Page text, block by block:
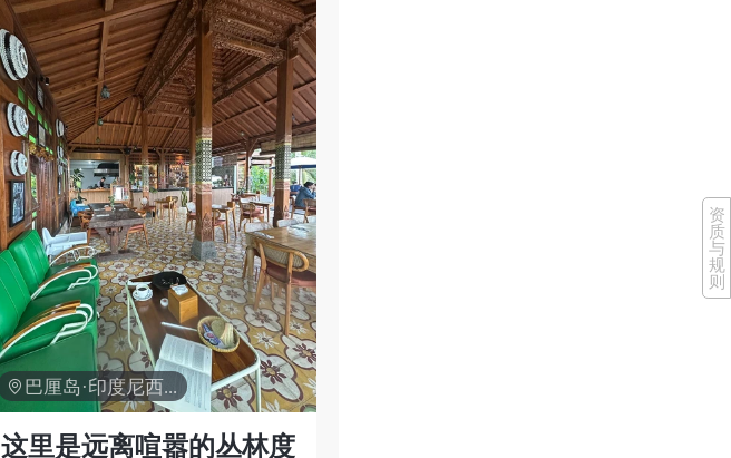

这里是远离喧嚣的丛林度
资
质
与
规
则